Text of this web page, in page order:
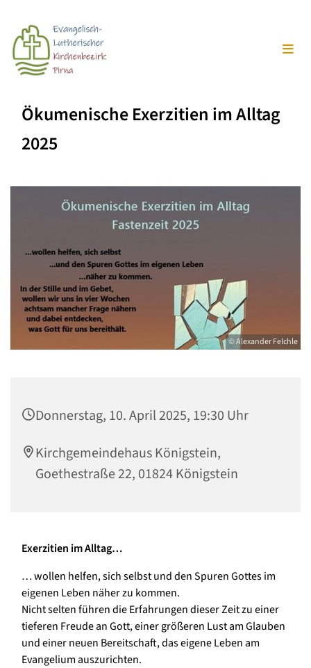
Ökumenische Exerzitien im Alltag
2025
© Alexander Felchle
Donnerstag, 10. April 2025, 19:30 Uhr
Kirchgemeindehaus Königstein,
Goethestraße 22, 01824 Königstein
Exerzitien im Alltag…
… wollen helfen, sich selbst und den Spuren Gottes im
eigenen Leben näher zu kommen.
Nicht selten führen die Erfahrungen dieser Zeit zu einer
tieferen Freude an Gott, einer größeren Lust am Glauben
und einer neuen Bereitschaft, das eigene Leben am
Evangelium auszurichten.